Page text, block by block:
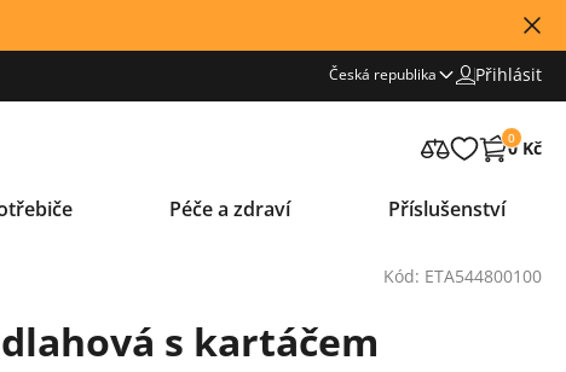
Česká republika Přihlásit
0
0 Kč
Péče a zdraví Příslušenství
Kód: ETA544800100
s kartáčem